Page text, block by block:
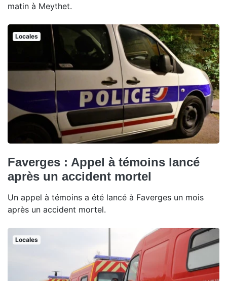
matin à Meythet.
Locales
Faverges : Appel à témoins lancé
après un accident mortel
Un appel à témoins a été lancé à Faverges un mois
après un accident mortel.
Locales